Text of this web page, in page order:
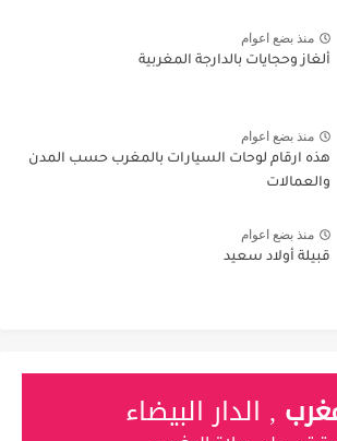
منذ بضع اعوام
ألغاز وحجايات بالدارجة المغربية
منذ بضع اعوام
هذه ارقام لوحات السيارات بالمغرب حسب المدن
والعمالات
منذ بضع اعوام
قبيلة أولاد سعيد